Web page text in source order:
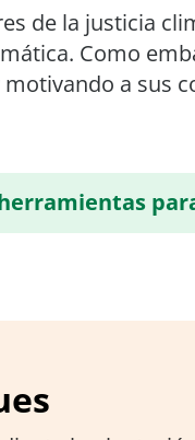
de la justicia
Como
a sus